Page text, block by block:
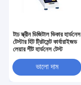
টাচ স্ক্রীন ডিজিটাল ভিকার হার্ডনেস
টেস্টার হিট ট্রিটমেন্ট কার্বারাইজড
লেয়ার শীট হার্ডনেস টেস্ট
ভালো দাম